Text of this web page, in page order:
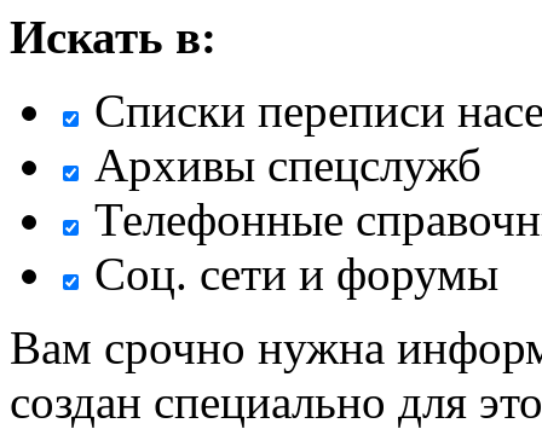
Искать в:
Списки переписи
Архивы спецслужб
Телефонные
Соц. сети и форумы
Вам срочно нужна
создан специально для